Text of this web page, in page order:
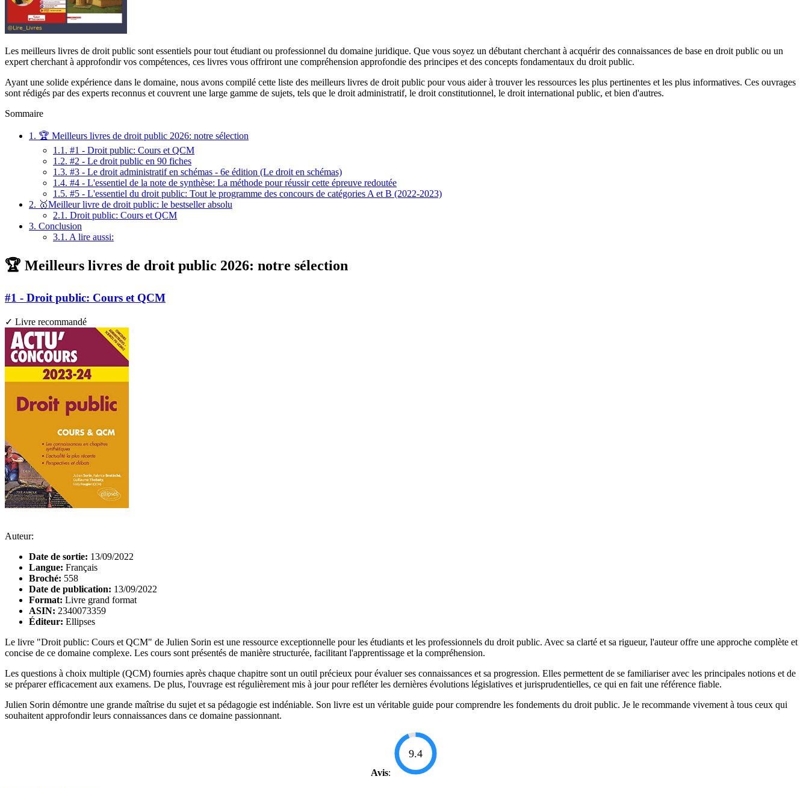
Les meilleurs livres de droit public sont essentiels pour tout étudiant ou professionnel du domaine juridique. Que vous soyez un débutant cherchant à acquérir des connaissances de base en droit public ou un
expert cherchant à approfondir vos compétences, ces livres vous offriront une compréhension approfondie des principes et des concepts fondamentaux du droit public.
Ayant une solide expérience dans le domaine, nous avons compilé cette liste des meilleurs livres de droit public pour vous aider à trouver les ressources les plus pertinentes et les plus informatives. Ces ouvrages
sont rédigés par des experts reconnus et couvrent une large gamme de sujets, tels que le droit administratif, le droit constitutionnel, le droit international public, et bien d'autres.
Sommaire
1. 🏆 Meilleurs livres de droit public 2026: notre sélection
1.1. #1 - Droit public: Cours et QCM
1.2. #2 - Le droit public en 90 fiches
1.3. #3 - Le droit administratif en schémas - 6e édition (Le droit en schémas)
1.4. #4 - L'essentiel de la note de synthèse: La méthode pour réussir cette épreuve redoutée
1.5. #5 - L'essentiel du droit public: Tout le programme des concours de catégories A et B (2022-2023)
2. 🥇Meilleur livre de droit public: le bestseller absolu
2.1. Droit public: Cours et QCM
3. Conclusion
3.1. A lire aussi:
🏆 Meilleurs livres de droit public 2026: notre sélection
#1 - Droit public: Cours et QCM
✓ Livre recommandé
Auteur:
Date de sortie: 13/09/2022
Langue: Français
Broché: 558
Date de publication: 13/09/2022
Format: Livre grand format
ASIN: 2340073359
Éditeur: Ellipses
Le livre "Droit public: Cours et QCM" de Julien Sorin est une ressource exceptionnelle pour les étudiants et les professionnels du droit public. Avec sa clarté et sa rigueur, l'auteur offre une approche complète et
concise de ce domaine complexe. Les cours sont présentés de manière structurée, facilitant l'apprentissage et la compréhension.
Les questions à choix multiple (QCM) fournies après chaque chapitre sont un outil précieux pour évaluer ses connaissances et sa progression. Elles permettent de se familiariser avec les principales notions et de
se préparer efficacement aux examens. De plus, l'ouvrage est régulièrement mis à jour pour refléter les dernières évolutions législatives et jurisprudentielles, ce qui en fait une référence fiable.
Julien Sorin démontre une grande maîtrise du sujet et sa pédagogie est indéniable. Son livre est un véritable guide pour comprendre les fondements du droit public. Je le recommande vivement à tous ceux qui
souhaitent approfondir leurs connaissances dans ce domaine passionnant.
Avis:
9.4